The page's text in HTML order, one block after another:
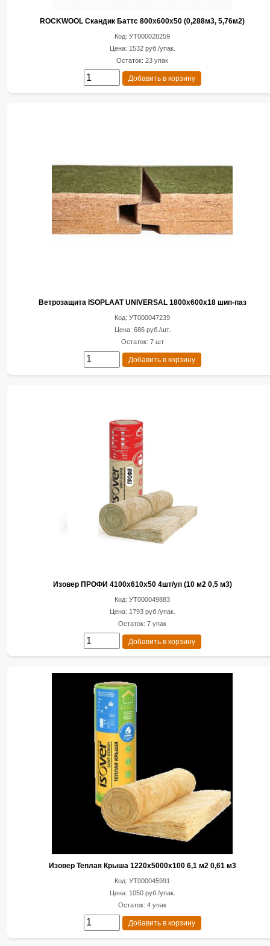
ROCKWOOL Скандик Баттс 800х600х50 (0,288м3, 5,76м2)
Код: УТ000028259
Цена: 1532 руб./упак.
Остаток: 23 упак
Добавить в корзину
Ветрозащита ISOPLAAT UNIVERSAL 1800х600х18 шип-паз
Код: УТ000047239
Цена: 686 руб./шт.
Остаток: 7 шт
Добавить в корзину
Изовер ПРОФИ 4100х610х50 4шт/уп (10 м2 0,5 м3)
Код: УТ000049883
Цена: 1793 руб./упак.
Остаток: 7 упак
Добавить в корзину
Изовер Теплая Крыша 1220х5000x100 6,1 м2 0,61 м3
Код: УТ000045991
Цена: 1050 руб./упак.
Остаток: 4 упак
Добавить в корзину